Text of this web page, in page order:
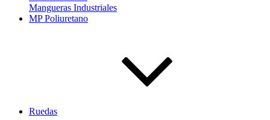
Mangueras Industriales
MP Poliuretano
Ruedas